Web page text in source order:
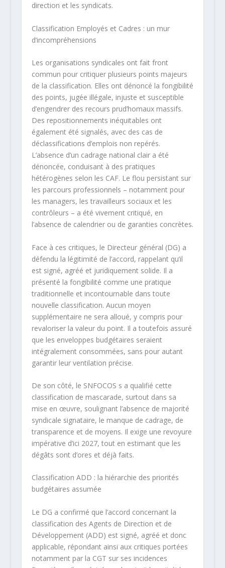
direction et les syndicats.
Classification Employés et Cadres : un mur
d’incompréhensions
Les organisations syndicales ont fait front
commun pour critiquer plusieurs points majeurs
de la classification. Elles ont dénoncé la fongibilité
des points, jugée illégale, injuste et susceptible
d’engendrer des recours prud’homaux massifs.
Des repositionnements inéquitables ont
également été signalés, avec des cas de
déclassifications d’emplois non repérés.
L’absence d’un cadrage national clair a été
dénoncée, conduisant à des pratiques
hétérogènes selon les CAF. Le flou persistant sur
les parcours professionnels – notamment pour
les managers, les travailleurs sociaux et les
contrôleurs – a été vivement critiqué, en
l’absence de calendrier ou de garanties concrètes.
Face à ces critiques, le Directeur général (DG) a
défendu la légitimité de l’accord, rappelant qu’il
est signé, agréé et juridiquement solide. Il a
présenté la fongibilité comme une pratique
traditionnelle et incontournable dans toute
nouvelle classification. Aucun moyen
supplémentaire ne sera alloué, y compris pour
revaloriser la valeur du point. Il a toutefois assuré
que les enveloppes budgétaires seraient
intégralement consommées, sans pour autant
garantir leur ventilation précise.
De son côté, le SNFOCOS s a qualifié cette
classification de mascarade, surtoutdans sa
mise en œuvre, soulignant l’absence de majorité
syndicale signataire, le manque de cadrage, de
transparence et de moyens. Il exige une revoyure
impérative d’ici 2027, tout en estimant que les
dégâts sont d’ores et déjà faits.
Classification ADD : la hiérarchie des priorités
budgétaires assumée
Le DG a confirmé que l’accord concernant la
classification des Agents de Direction et de
Développement (ADD) est signé, agréé et donc
applicable, répondant ainsi aux critiques portées
notamment par la CGT sur ses incidences